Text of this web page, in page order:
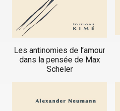
Les antinomies de l’amour
dans la pensée de Max
Scheler